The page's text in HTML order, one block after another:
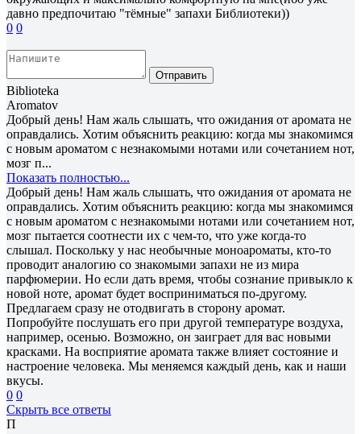
давно предпочитаю "тëмные" запахи Библиотеки))
0 0
Отправить
Biblioteka
Aromatov
Добрый день! Нам жаль слышать, что ожидания от аромата не
оправдались. Хотим объяснить реакцию: когда мы знакомимся
с новым ароматом с незнакомыми нотами или сочетанием нот,
мозг п...
Показать полностью...
Добрый день! Нам жаль слышать, что ожидания от аромата не
оправдались. Хотим объяснить реакцию: когда мы знакомимся
с новым ароматом с незнакомыми нотами или сочетанием нот,
мозг пытается соотнести их с чем-то, что уже когда-то
слышал. Поскольку у нас необычные моноароматы, кто-то
проводит аналогию со знакомыми запахи не из мира
парфюмерии. Но если дать время, чтобы сознание привыкло к
новой ноте, аромат будет восприниматься по-другому.
Предлагаем сразу не отодвигать в сторону аромат.
Попробуйте послушать его при другой температуре воздуха,
например, осенью. Возможно, он заиграет для вас новыми
красками. На восприятие аромата также влияет состояние и
настроение человека. Мы меняемся каждый день, как и наши
вкусы.
0 0
Скрыть все ответы
П